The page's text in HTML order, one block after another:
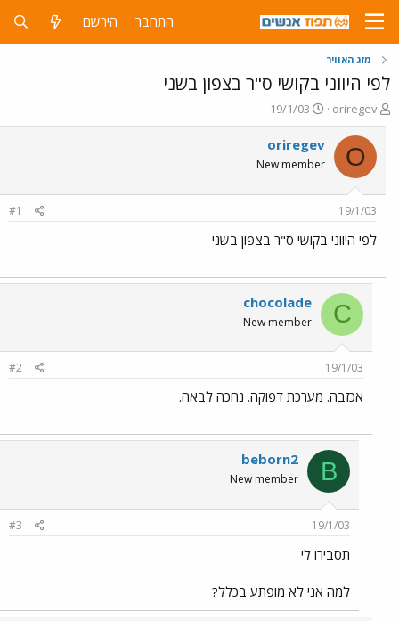
התחבר הירשם
מזג האוויר
לפי היווני בקושי ס"ר בצפון בשני
פ
ו
ת
ח
ה
ש
א
oriregev
פ
ו
ר
ס
ם
ר
19/1/03
O
oriregev
New member
19/1/03
#1
לפי היווני בקושי ס"ר בצפון בשני
C
chocolade
New member
19/1/03
#2
אכזבה. מערכת דפוקה. נחכה לבאה.
B
beborn2
New member
19/1/03
#3
תסבירו לי
למה אני לא מופתע בכלל?